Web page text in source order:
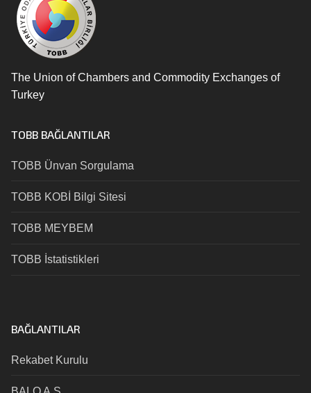
The Union of Chambers and Commodity Exchanges of
Turkey
TOBB BAĞLANTILAR
TOBB Ünvan Sorgulama
TOBB KOBİ Bilgi Sitesi
TOBB MEYBEM
TOBB İstatistikleri
BAĞLANTILAR
Rekabet Kurulu